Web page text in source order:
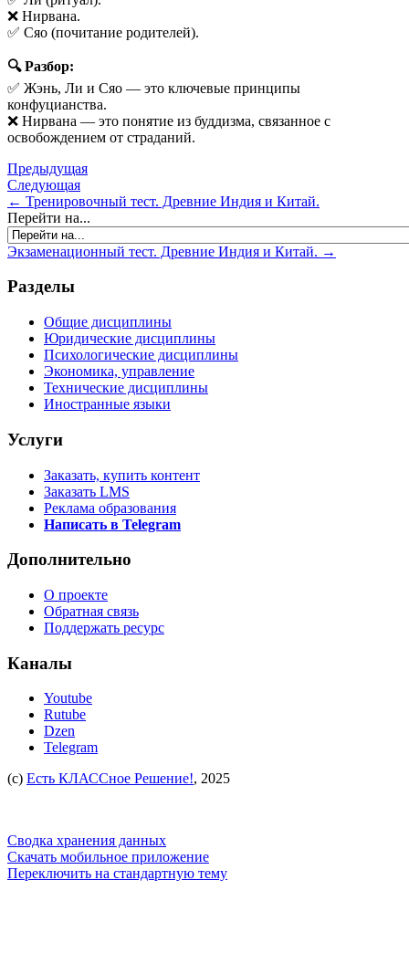
❌ Нирвана.
✅ Сяо (почитание родителей).
🔍 Разбор:
✅ Жэнь, Ли и Сяо — это ключевые принципы
конфуцианства.
❌ Нирвана — это понятие из буддизма, связанное с
освобождением от страданий.
Предыдущая
Следующая
← Тренировочный тест. Древние Индия и Китай.
Перейти на...
Экзаменационный тест. Древние Индия и Китай. →
Разделы
Общие дисциплины
Юридические дисциплины
Психологические дисциплины
Экономика, управление
Технические дисциплины
Иностранные языки
Услуги
Заказать, купить контент
Заказать LMS
Реклама образования
Написать в Telegram
Дополнительно
О проекте
Обратная связь
Поддержать ресурс
Каналы
Youtube
Rutube
Dzen
Telegram
(c) Есть КЛАССное Решение!, 2025
Сводка хранения данных
Скачать мобильное приложение
Переключить на стандартную тему